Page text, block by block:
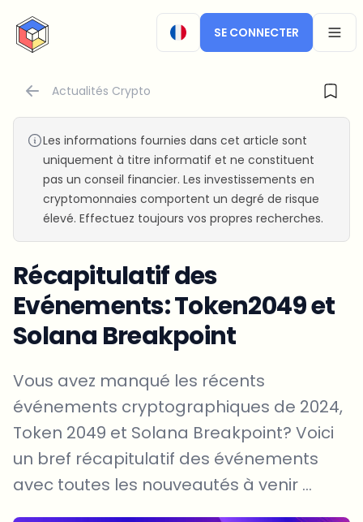
CryptoTicker
SE CONNECTER
Actualités Crypto
Les informations fournies dans cet article sont
uniquement à titre informatif et ne constituent
pas un conseil financier. Les investissements en
cryptomonnaies comportent un degré de risque
élevé. Effectuez toujours vos propres recherches.
Récapitulatif des
Evénements: Token2049 et
Solana Breakpoint
Vous avez manqué les récents
événements cryptographiques de 2024,
Token 2049 et Solana Breakpoint? Voici
un bref récapitulatif des événements
avec toutes les nouveautés à venir ...